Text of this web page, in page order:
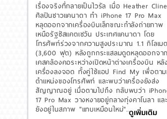
ดูเพิ่มเติม
เรื่องจริงที่กลายเป็นไวรัล เมื่อ Heather Cline
ศิลปินชาวแคนาดา ทำ iPhone 17 Pro Max
หลุดออกจากเครื่องบินเล็กขณะกำลังถ่ายภาพ
เหนือรัฐซัสแคตเชวัน ประเทศแคนาดา โดย
โทรศัพท์ร่วงจากความสูงประมาณ 1.1 กิโลเม
(3,600 ฟุต) หลังถูกกระแสลมดูดหลุดออกจาก
เคสคล้องคอระหว่างเปิดหน้าต่างเครื่องบิน หลั
เครื่องลงจอด ทั้งคู่ใช้แอป Find My เพื่อตา
ตำแหน่งของโทรศัพท์ และพบว่าเครื่องยังส่ง
สัญญาณอยู่ เมื่อตามไปถึง กลับพบว่า
17 Pro Max วางหงายอยู่กลางทุ่งคาโนลา และ
ยังอยู่ในสภาพ "แทบเหมือนใหม่"...